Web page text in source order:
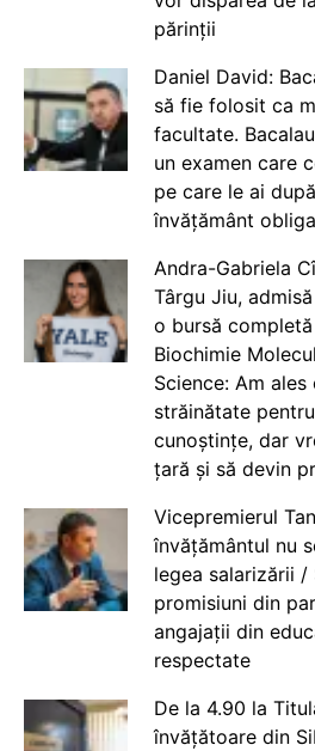
părinții
Daniel David:
să fie folosit ca
facultate.
un examen care
pe care le ai
învățământ
Andra-Gabriela
Târgu Jiu,
o bursă
Biochimie
Science: Am
străinătate
cunoștințe, dar
țară și să devin
Vicepremierul
învățământul nu
legea salarizării /
promisiuni din
angajații din
respectate
De la 4.90 la
învățătoare din